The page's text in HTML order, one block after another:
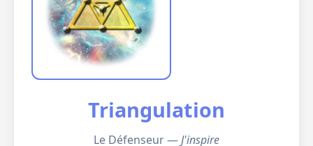
Triangulation
Le Défenseur —J'inspire